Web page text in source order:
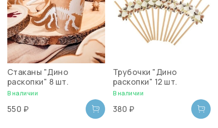
Стаканы "Дино
раскопки" 8 шт.
В наличии
550 ₽
Трубочки "Дино
раскопки" 12 шт.
В наличии
380 ₽